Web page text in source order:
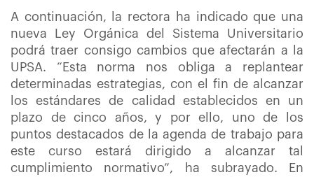
A continuación, la rectora ha indicado que una
nueva Ley Orgánica del Sistema Universitario
podrá traer consigo cambios que afectarán a la
UPSA. “Esta norma nos obliga a replantear
determinadas estrategias, con el fin de alcanzar
los estándares de calidad establecidos en un
plazo de cinco años, y por ello, uno de los
puntos destacados de la agenda de trabajo para
este curso estará dirigido a alcanzar tal
cumplimiento normativo”, ha subrayado. En